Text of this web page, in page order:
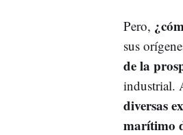
Pero,
sus
de la
industrial.
diversas
marítimo